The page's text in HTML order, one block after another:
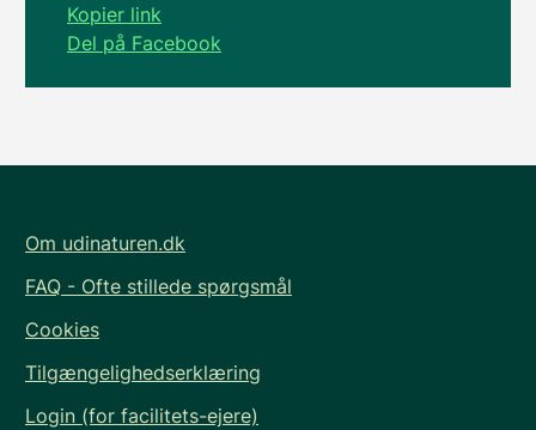
Kopier link
Del på Facebook
Om udinaturen.dk
FAQ - Ofte stillede spørgsmål
Cookies
Tilgængelighedserklæring
Login (for facilitets-ejere)